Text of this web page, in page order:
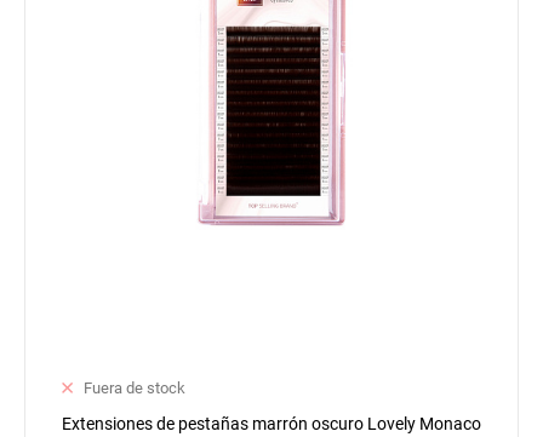
Fuera de stock
Extensiones de pestañas marrón oscuro Lovely Monaco